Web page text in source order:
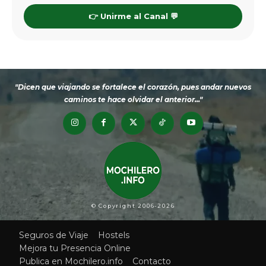
👉 Unirme al Canal 💬
"Dicen que viajando se fortalece el corazón, pues andar nuevos
caminos te hace olvidar el anterior..."
© Copyright 2006-2026
Seguros de Viaje
Hostels
Mejora tu Presencia Online
Publica en Mochilero.info
Contacto